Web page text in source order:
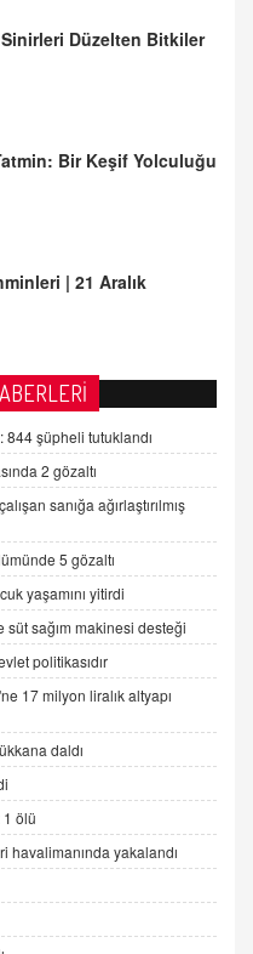
ile İlgili Bilinmesi
ve dijital hukukun
Önlemler Alınmalı?
da Ziyaret Etse...
Yüzüne Vurulan Şamar:
şüpheli tutuklandı
2 gözaltı
sanığa ağırlaştırılmış
5 gözaltı
yaşamını yitirdi
sağım makinesi desteği
politikasıdır
17 milyon liralık altyapı
daldı
1 ölü
havalimanında yakalandı